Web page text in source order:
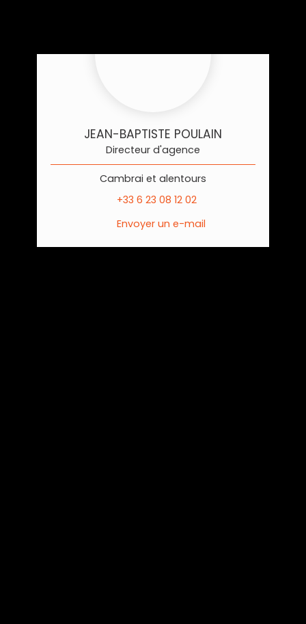
JEAN-BAPTISTE POULAIN
Directeur d'agence
Cambrai et alentours
+33 6 23 08 12 02
Envoyer un e-mail